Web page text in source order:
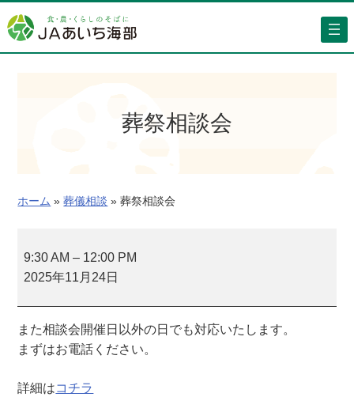
容
を
葬祭相談会
ホーム » 葬儀相談 » 葬祭相談会
祭
相
9:30 AM – 12:00 PM
2025年11月24日
また相談会開催日以外の日でも対応いたします。
まずはお電話ください。
詳細はコチラ